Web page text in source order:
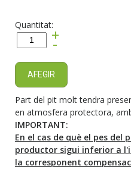
Quantitat:
+
-
AFEGIR
Part del pit molt tendra
en atmosfera protectora,
IMPORTANT:
En el cas de què el pes
productor sigui inferior a
la corresponent